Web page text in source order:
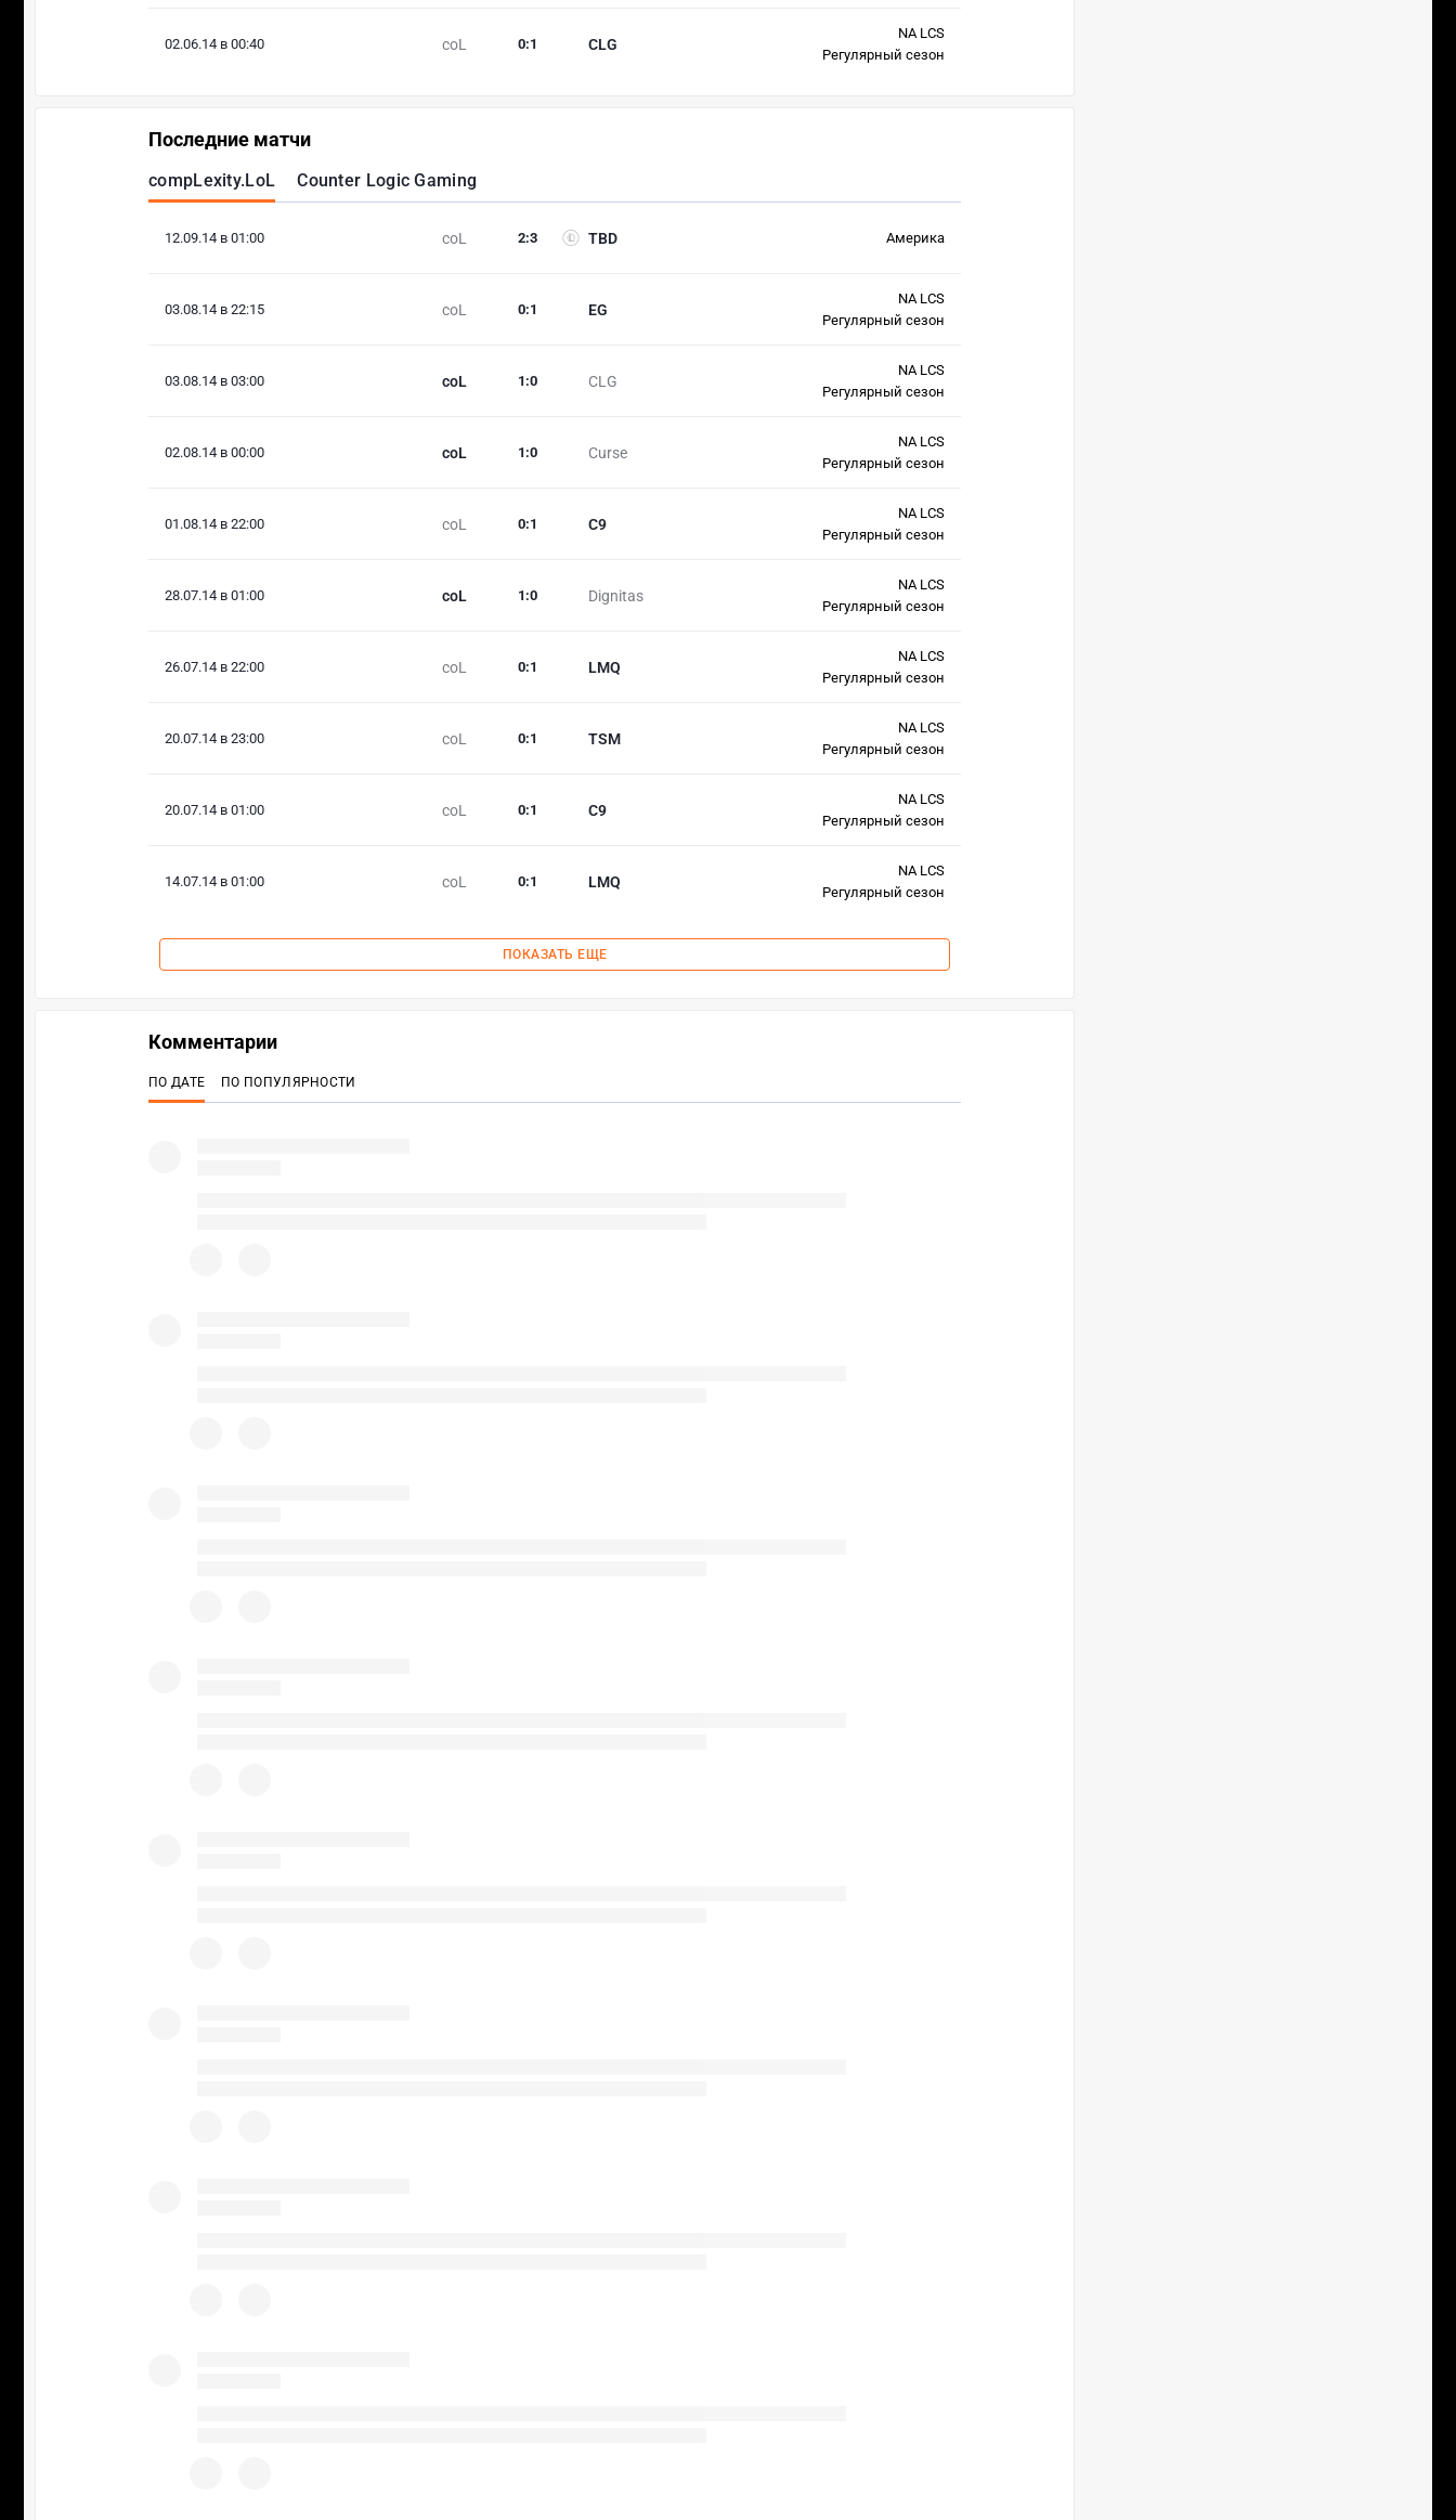
02.06.14 в 00:40 coL CLG
0:1
NA LCS
Регулярный сезон
Последние матчи
compLexity.LoL Counter Logic Gaming
12.09.14 в 01:00 coL TBD
2:3 Америка
03.08.14 в 22:15 coL EG
0:1
NA LCS
Регулярный сезон
03.08.14 в 03:00 coL CLG
1 :0
NA LCS
Регулярный сезон
02.08.14 в 00:00 coL Curse
1 :0
NA LCS
Регулярный сезон
01.08.14 в 22:00 coL C9
0:1
NA LCS
Регулярный сезон
28.07.14 в 01:00 coL Dignitas
1 :0
NA LCS
Регулярный сезон
26.07.14 в 22:00 coL LMQ
0:1
NA LCS
Регулярный сезон
20.07.14 в 23:00 coL TSM
0:1
NA LCS
Регулярный сезон
20.07.14 в 01:00 coL C9
0:1
NA LCS
Регулярный сезон
14.07.14 в 01:00 coL LMQ
0:1
NA LCS
Регулярный сезон
ПОКАЗАТЬ ЕЩЕ
Комментарии
ПО ДАТЕ ПО ПОПУЛЯРНОСТИ